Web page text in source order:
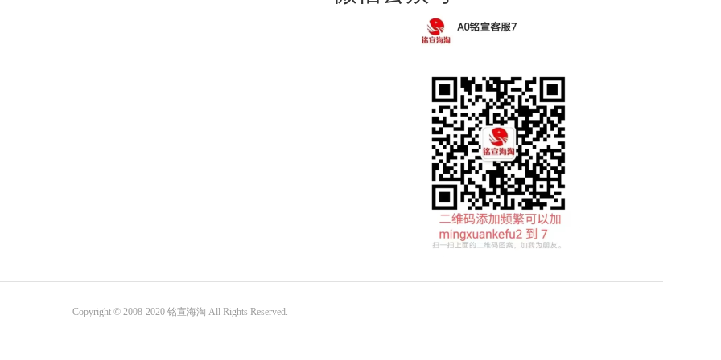
Copyright © 2008-2020 铭宣海淘 All Rights Reserved.